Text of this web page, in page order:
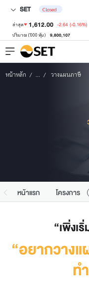
SET Closed
ล่าสุด 1,612.00 -2.64 (-0.16%)
ปริมาณ ('000 หุ้น) 9,800,107
หน้าหลัก ... วางแผนภาษี
หน้าแรก โครงการ
“เพิ่งเ
“อยากวาง
ท